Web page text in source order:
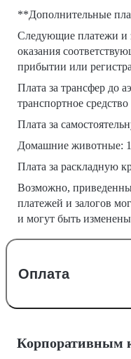
**Дополнительные
Следующие платежи и
оказания
прибытии или
Плата за трансфер до
транспортное средство
Плата за
Домашние животные:
Плата за раскладную
Возможно,
платежей и залогов
и могут быть
Оплата
Корпоративным